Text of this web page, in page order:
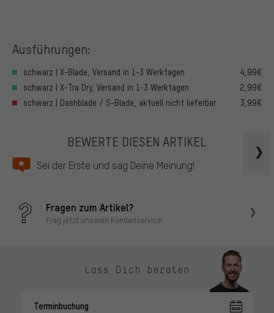
Ausführungen:
schwarz | X-Blade, Versand in 1-3 Werktagen
4,99€
schwarz | X-Tra Dry, Versand in 1-3 Werktagen
2,99€
schwarz | Dashblade / S-Blade, aktuell nicht lieferbar
3,99€
BEWERTE DIESEN ARTIKEL
Sei der Erste und sag Deine Meinung!
Fragen zum Artikel?
Frag jetzt unseren Kundenservice!
Lass Dich beraten
Terminbuchung